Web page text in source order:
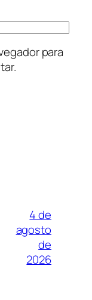
para
4 de
agosto
de
2026